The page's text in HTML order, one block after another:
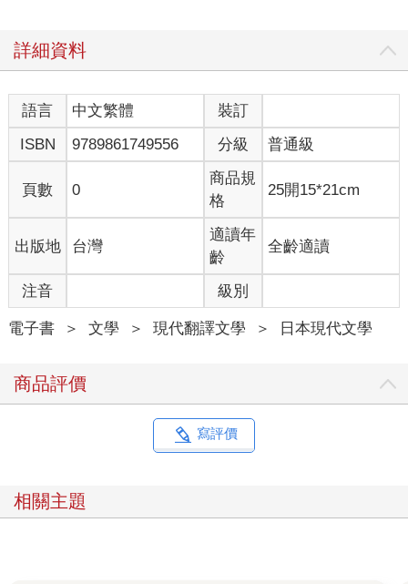
詳細資料
語言 中文繁體
裝訂
ISBN
9789861749556 分級 普通級
頁數 0
商品規
格
25開15*21cm
出版地 台灣
適讀年
齡
全齡適讀
注音 級別
電子書 ＞ 文學 ＞ 現代翻譯文學 ＞ 日本現代文學
商品評價
寫評價
相關主題